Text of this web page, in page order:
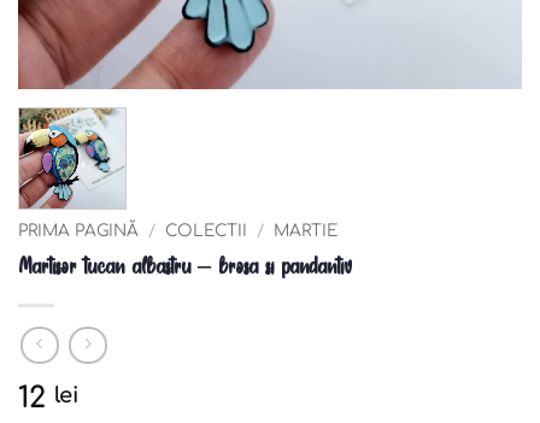
PRIMA PAGINĂ / COLECTII / MARTIE
Martisor tucan albastru – brosa si pandantiv
12 lei